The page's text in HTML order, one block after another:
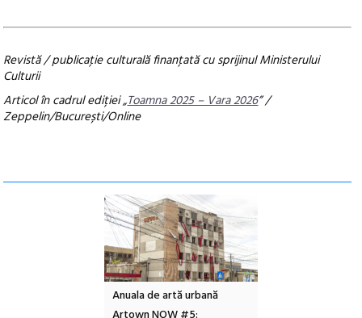
Revistă / publicaţie culturală finanţată cu sprijinul Ministerului
Culturii
Articol în cadrul ediției „Toamna 2025 – Vara 2026” /
Zeppelin/București/Online
Anuala de artă urbană